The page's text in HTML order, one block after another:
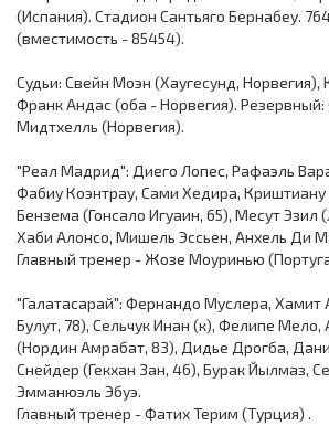
(Испания). Стадион Сантьяго Бернабеу.
(вместимость - 85454).
Судьи: Свейн Моэн (Хаугесунд, Норвегия),
Франк Андас (оба - Норвегия).
Мидтхелль (Норвегия).
"Реал Мадрид": Диего Лопес, Рафаэль
Фабиу Коэнтрау, Сами Хедира,
Бензема (Гонсало Игуаин, 65), Месут Эзил
Хаби Алонсо, Мишель Эссьен, Анхель Ди
Главный тренер - Жозе Моуринью
"Галатасарай": Фернандо Муслера, Хамит
Булут, 78), Сельчук Инан (к), Фелипе Мело,
(Нордин Амрабат, 83), Дидье Дрогба,
Снейдер (Гекхан Зан, 46), Бурак Йылмаз,
Эмманюэль Эбуэ.
Главный тренер - Фатих Терим (Турция) .